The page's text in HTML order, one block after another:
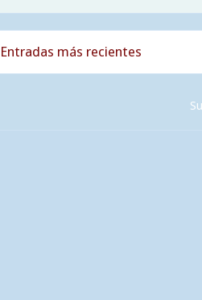
Entradas más recientes